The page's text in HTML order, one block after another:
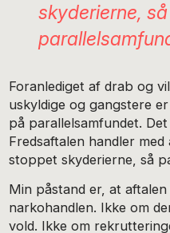
skyderierne, så
Foranlediget af drab og
uskyldige og gangstere
på parallelsamfundet.
Fredsaftalen handler
stoppet skyderierne, så
Min påstand er, at
narkohandlen. Ikke om
vold. Ikke om